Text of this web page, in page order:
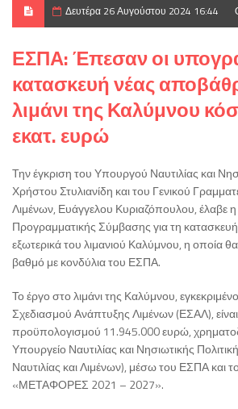
Δευτέρα 26 Αυγούστου 2024 16:44
ΕΣΠΑ: Έπεσαν οι
κατασκευή νέας
λιμάνι της Καλύμνου
εκατ. ευρώ
Την έγκριση του Υπουργού Ναυτιλίας και
Χρήστου Στυλιανίδη και του Γενικού
Λιμένων, Ευάγγελου Κυριαζόπουλου, έλαβε
Προγραμματικής Σύμβασης για τη
εξωτερικά του λιμανιού Καλύμνου, η οποία
βαθμό με κονδύλια του ΕΣΠΑ.
Το έργο στο λιμάνι της Καλύμνου,
Σχεδιασμού Ανάπτυξης Λιμένων (ΕΣΑΛ),
προϋπολογισμού 11.945.000 ευρώ,
Υπουργείο Ναυτιλίας και Νησιωτικής
Ναυτιλίας και Λιμένων), μέσω του ΕΣΠΑ και
«ΜΕΤΑΦΟΡΕΣ 2021 – 2027».